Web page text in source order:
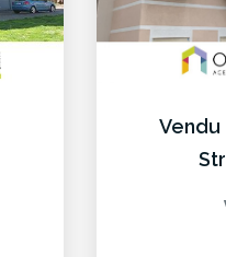
Vendu